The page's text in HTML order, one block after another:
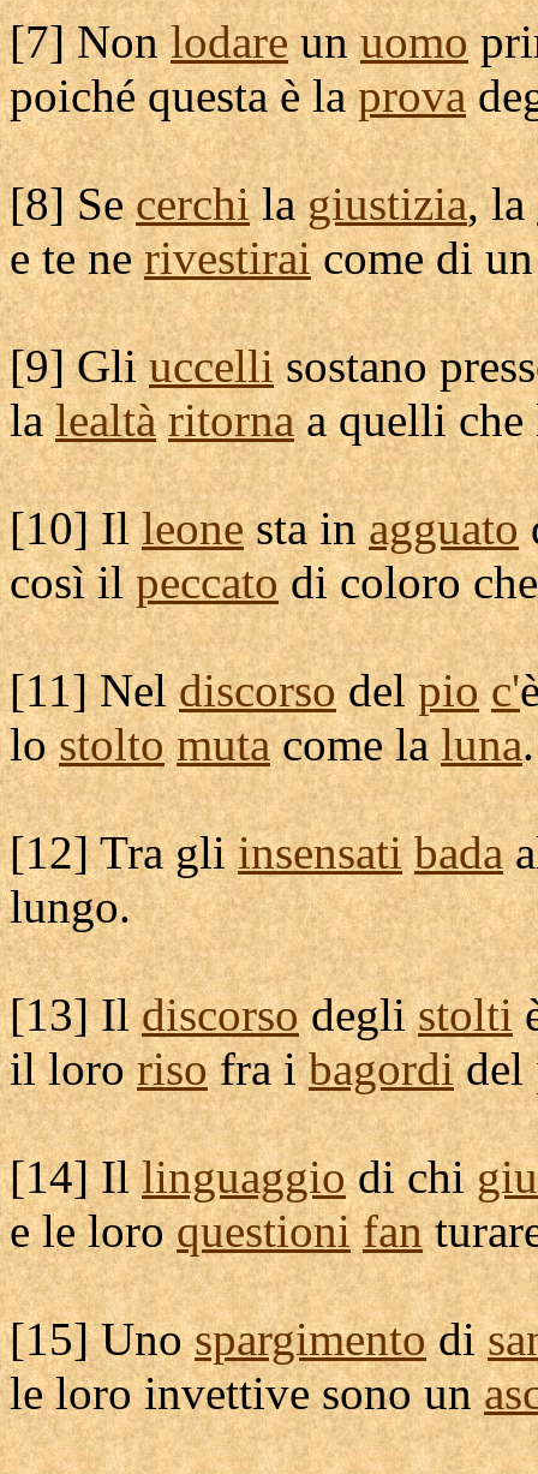
[7] Nonlodareunuomo
poiché questa è laprova
[8] Secerchilagiustizia, la
e te nerivestiraicome di
[9] Gliuccelli sostano
lalealtà ritornaa quelli
[10] Illeonesta inagguato
così ilpeccatodi coloro
[11] Neldiscorsodelpio c'
lostolto mutacome laluna.
[12] Tra gliinsensati bada
lungo.
[13] Ildiscorsodeglistolti
il lororisofra ibagordidel
[14] Illinguaggiodi chi
e le loroquestioni fan
[15] Unospargimentodi
le loroinvettivesono un